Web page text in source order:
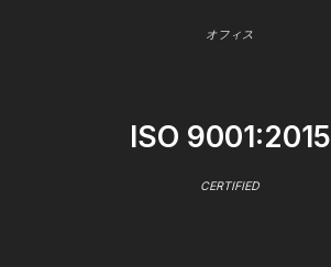
オフィス
ISO 9001:2015
CERTIFIED